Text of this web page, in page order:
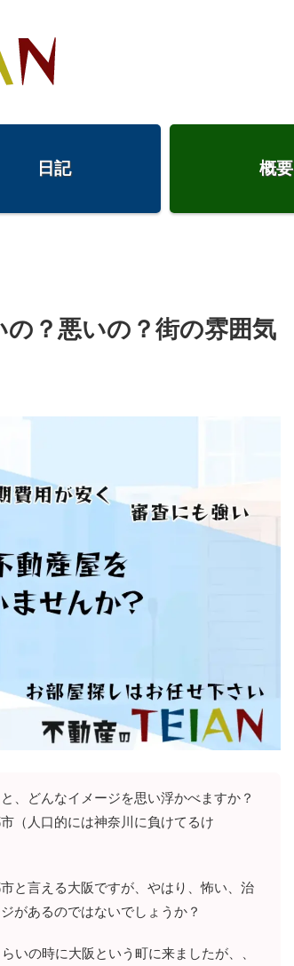
日記 概要
？悪いの？街の雰囲気
、どんなイメージを思い浮かべますか？
（人口的には神奈川に負けてるけ
と言える大阪ですが、やはり、怖い、治
があるのではないでしょうか？
いの時に大阪という町に来ましたが、、